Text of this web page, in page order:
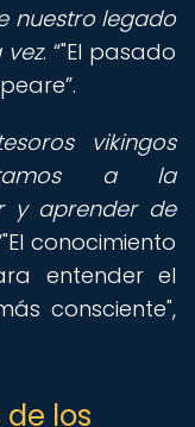
nuestro legado
. "El pasado
.
vikingos
a la
y aprender de
"El conocimiento
entender el
consciente",
de los